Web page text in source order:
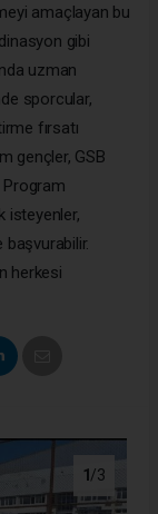
amaçlayan bu
gibi
uzman
sporcular,
fırsatı
gençler, GSB
Program
isteyenler,
başvurabilir.
herkesi
1 /3